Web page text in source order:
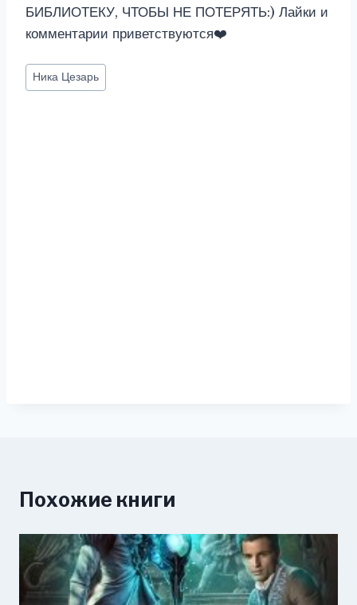
БИБЛИОТЕКУ, ЧТОБЫ НЕ ПОТЕРЯТЬ:) Лайки и
комментарии приветствуются❤️
Метки
записи:
Ника Цезарь
Похожие книги